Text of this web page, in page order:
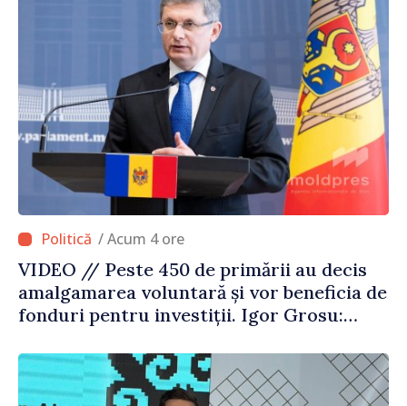
/ Acum 4 ore
VIDEO // Peste 450 de primării au decis
amalgamarea voluntară și vor beneficia de
fonduri pentru investiții. Igor Grosu:
dăm o șansă localităților să se dezvolte”